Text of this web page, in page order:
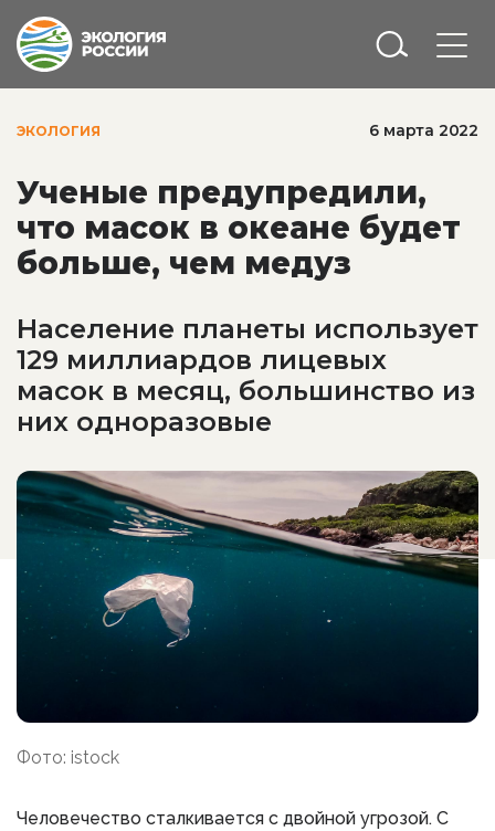
ЭКОЛОГИЯ 6 марта 2022
Ученые предупредили,
что масок в океане будет
больше, чем медуз
Население планеты использует
129 миллиардов лицевых
масок в месяц, большинство из
них одноразовые
Фото: istock
Человечество сталкивается с двойной угрозой. С